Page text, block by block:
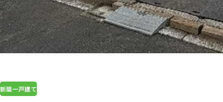
新築一戸建て